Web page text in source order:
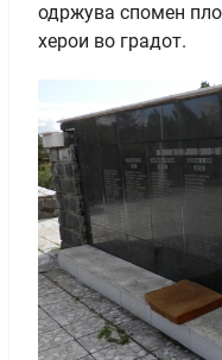
одржува спомен
херои во градот.